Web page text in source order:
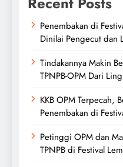
Penembakan di
Dinilai Pengecut dan
Tindakannya Makin
TPNPB-OPM Dari
KKB OPM Terpecah,
Penembakan di
Petinggi OPM dan
TPNPB di Festival